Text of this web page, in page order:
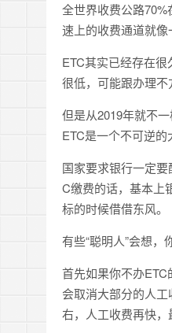
全世界收费公路
速上的收费通道就像
ETC其实已经存在
很低，可能跟办理不
但是从2019年就不
ETC是一个不可逆的
国家要求银行一定
C缴费的话，基本上
标的时候借借东风。
有些“聪明人”会想
首先如果你不办
会取消大部分的人
右，人工收费再快，